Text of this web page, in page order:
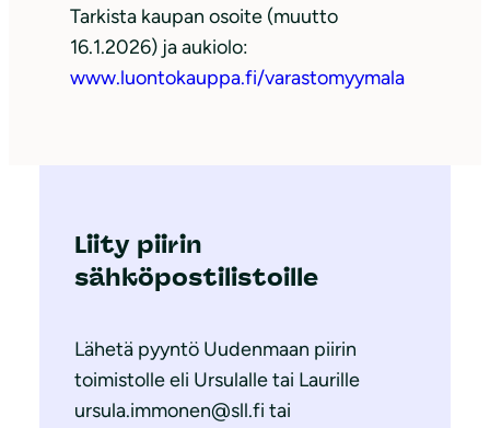
Tarkista kaupan osoite (muutto
16.1.2026) ja aukiolo:
www.luontokauppa.fi/varastomyymala
Liity piirin
sähköpostilistoille
Lähetä pyyntö Uudenmaan piirin
toimistolle eli Ursulalle tai Laurille
ursula.immonen@sll.fi tai